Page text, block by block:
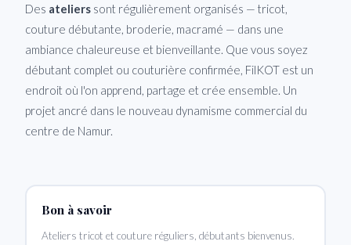
Des ateliers sont régulièrement organisés — tricot,
couture débutante, broderie, macramé — dans une
ambiance chaleureuse et bienveillante. Que vous soyez
débutant complet ou couturière confirmée, FilKOT est un
endroit où l'on apprend, partage et crée ensemble. Un
projet ancré dans le nouveau dynamisme commercial du
centre de Namur.
Bon à savoir
Ateliers tricot et couture réguliers, débutants bienvenus.